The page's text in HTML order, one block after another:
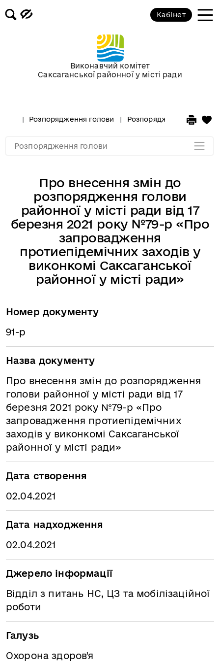
Виконавчий комітет
Саксаганської районної у місті ради
Кабінет
Розпорядження голови Розпорядження голови
Про внесення змін до
розпорядження голови
районної у місті ради від 17
березня 2021 року №79-р «Про
запровадження
протиепідемічних заходів у
виконкомі Саксаганської
районної у місті ради»
Номер документу
91-р
Назва документу
Про внесення змін до розпорядження
голови районної у місті ради від 17
березня 2021 року №79-р «Про
запровадження протиепідемічних
заходів у виконкомі Саксаганської
районної у місті ради»
Дата створення
02.04.2021
Дата надходження
02.04.2021
Джерело інформації
Відділ з питань НС, ЦЗ та мобілізаційної
роботи
Галузь
Охорона здоров'я
Розпорядження голови
Розпорядження голови за 2017 рік